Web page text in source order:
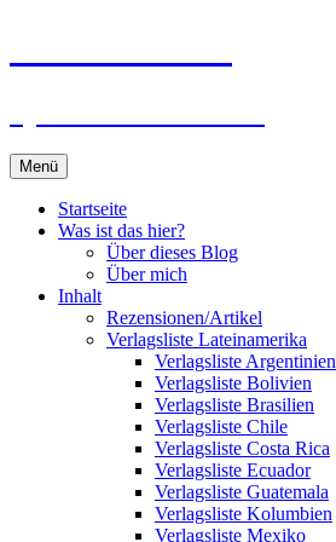
Menü
Startseite
Was ist das hier?
Über dieses Blog
Über mich
Inhalt
Rezensionen/Artikel
Verlagsliste Lateinamerika
Verlagsliste Argentinien
Verlagsliste Bolivien
Verlagsliste Brasilien
Verlagsliste Chile
Verlagsliste Costa Rica
Verlagsliste Ecuador
Verlagsliste Guatemala
Verlagsliste Kolumbien
Verlagsliste Mexiko